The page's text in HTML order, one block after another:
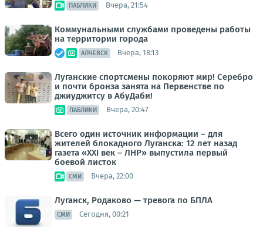
ПАБЛИКИ Вчера, 21:54
Коммунальными службами проведены работы
на территории города
АЛЧЕВСК Вчера, 18:13
Луганские спортсмены покоряют мир! Серебро
и почти бронза занята на Первенстве по
джиуджитсу в АбуДаби!
ПАБЛИКИ Вчера, 20:47
Всего один источник информации – для
жителей блокадного Луганска: 12 лет назад
газета «XXI век – ЛНР» выпустила первый
боевой листок
СМИ Вчера, 22:00
Луганск, Родаково — тревога по БПЛА
СМИ Сегодня, 00:21